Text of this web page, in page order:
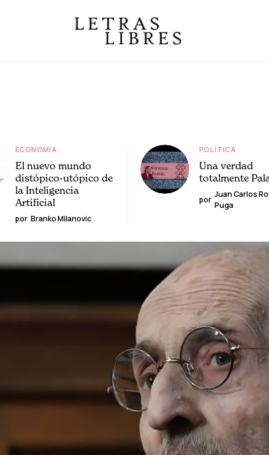
ECONOMÍA
El nuevo mundo
distópico-utópico de
la Inteligencia
Artificial
por Branko Milanovic
POLÍTICA
Una verdad
totalmente
por
Juan Carlos
Puga